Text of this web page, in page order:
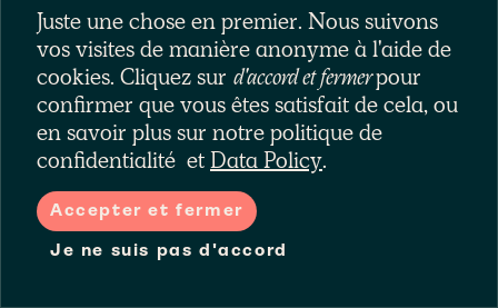
Conditions générales
Politique de confidentialité
Politique de données
Nos procédures
Procédure de réclamation
Politique antifraude
Coordonnées
france@laka.co
Juste une chose en premier. Nous suivons
vos visites de manière anonyme à l'aide de
cookies. Cliquez sur d'accord et fermerpour
confirmer que vous êtes satisfait de cela, ou
en savoir plus sur notre politique de
confidentialité etData Policy.
Accepter et fermer
Je ne suis pas d'accord